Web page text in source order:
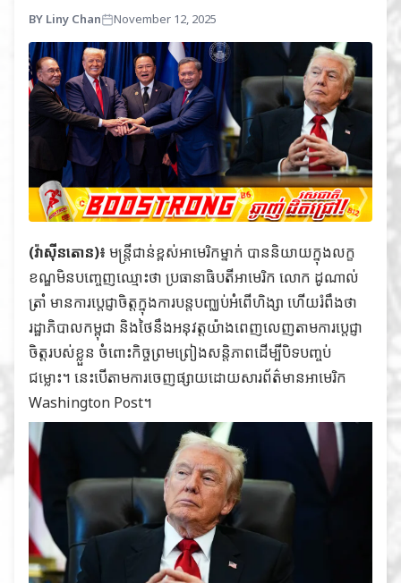
BY Liny Chan November 12, 2025
(វ៉ាស៊ីនតោន)៖ មន្ត្រីជាន់ខ្ពស់អាមេរិកម្នាក់ បាននិយាយក្នុងលក្ខ
ខណ្ឌមិនបញ្ចេញឈ្មោះថា ប្រធានាធិបតីអាមេរិក លោក ដូណាល់
ត្រាំ មានការប្ដេជ្ញាចិត្តក្នុងការបន្តបញ្ឈប់អំពើហិង្សា ហើយរំពឹងថា
រដ្ឋាភិបាលកម្ពុជា និងថៃនឹងអនុវត្តយ៉ាងពេញលេញតាមការប្ដេជ្ញា
ចិត្តរបស់ខ្លួន ចំពោះកិច្ចព្រមព្រៀងសន្តិភាពដើម្បីបិទបញ្ចប់
ជម្លោះ។ នេះបើតាមការចេញផ្សាយដោយសារព័ត៌មានអាមេរិក
Washington Post។